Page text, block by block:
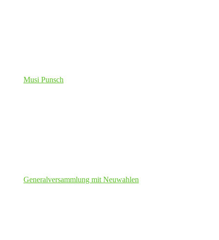
Musi Punsch
Generalversammlung mit Neuwahlen